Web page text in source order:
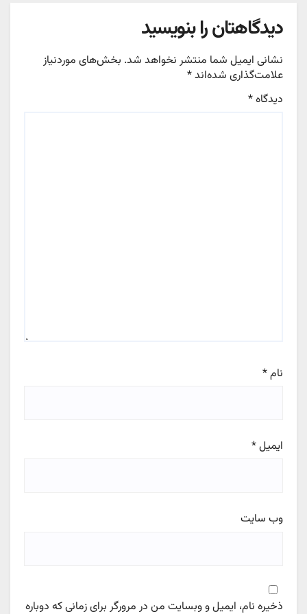
دیدگاهتان را بنویسید
نشانی ایمیل شما منتشر نخواهد شد. بخش‌های موردنیاز
علامت‌گذاری شده‌اند*
دیدگاه*
نام*
ایمیل*
وب‌ سایت
ذخیره نام، ایمیل و وبسایت من در مرورگر برای زمانی که دوباره